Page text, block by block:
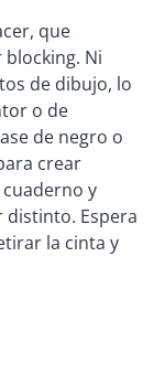
que
Ni
de dibujo, lo
o de
de negro o
crear
y
distinto. Espera
la cinta y